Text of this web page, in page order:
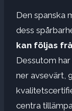
Den spanska
dess
kan följas
Dessutom
ner avsevärt,
centra